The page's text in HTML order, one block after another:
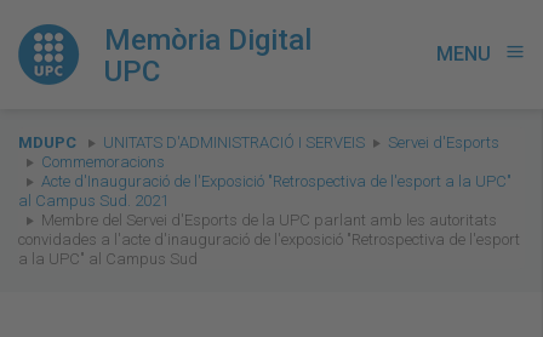
Memòria Digital
UPC
MENU menu
You
are
here:
MDUPC UNITATS D'ADMINISTRACIÓ I SERVEIS
Servei d'Esports
Commemoracions
Acte d'Inauguració de l'Exposició "Retrospectiva de l'esport a la UPC"
al Campus Sud. 2021
Membre del Servei d'Esports de la UPC parlant amb les autoritats
convidades a l'acte d'inauguració de l'exposició "Retrospectiva de l'esport
a la UPC" al Campus Sud